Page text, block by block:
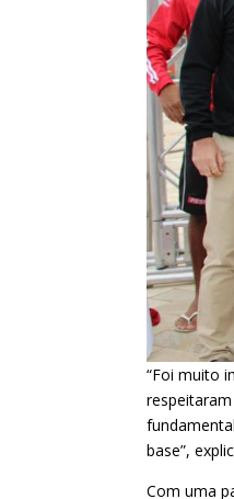
“Foi muito
base”,
Com uma